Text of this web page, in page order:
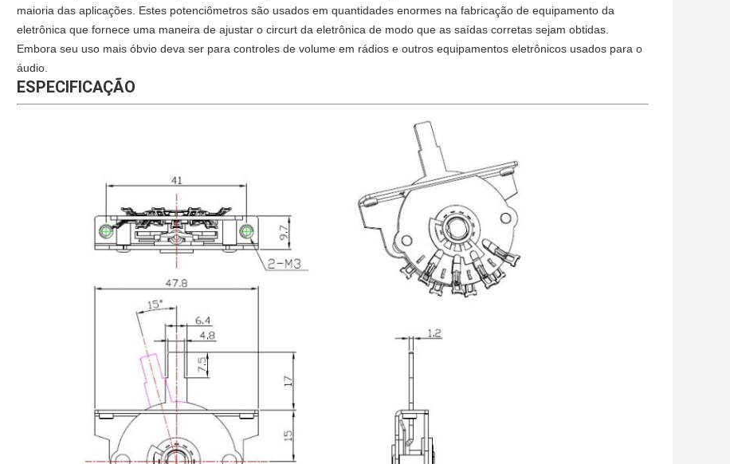
maioria das aplicações. Estes potenciômetros são usados em quantidades enormes na fabricação de equipamento da
eletrônica que fornece uma maneira de ajustar o circurt da eletrônica de modo que as saídas corretas sejam obtidas.
Embora seu uso mais óbvio deva ser para controles de volume em rádios e outros equipamentos eletrônicos usados para o
áudio.
ESPECIFICAÇÃO